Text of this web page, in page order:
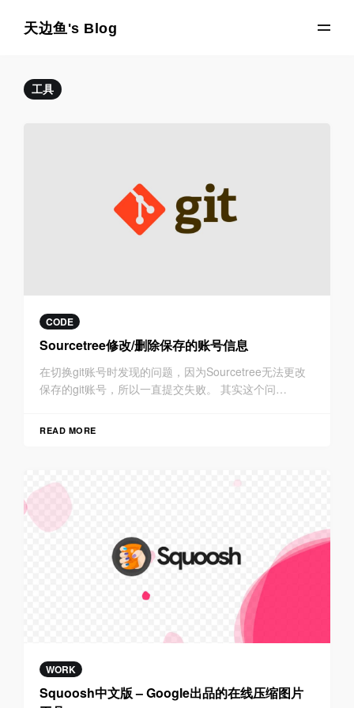
天边鱼's Blog
工具
CODE
Sourcetree修改/删除保存的账号信息
在切换git账号时发现的问题，因为Sourcetree无法更改
保存的git账号，所以一直提交失败。 其实这个问…
READ MORE
WORK
Squoosh中文版 – Google出品的在线压缩图片